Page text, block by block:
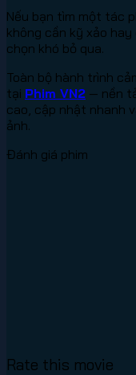
Nếu bạn tìm một tác
không cần kỹ xảo
chọn khó bỏ qua.
Toàn bộ hành trình
tại Phim VN2 — nền
cao, cập nhật nhanh
ảnh.
Đánh giá phim
Rate this movie